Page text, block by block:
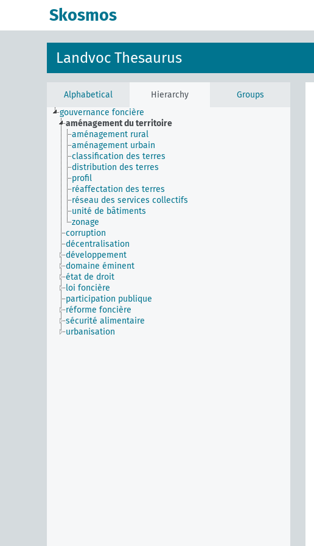
Skosmos
Landvoc Thesaurus
Alphabetical Hierarchy
Groups
gouvernance foncière
aménagement du territoire
aménagement rural
aménagement urbain
classification des terres
distribution des terres
profil
réaffectation des terres
réseau des services collectifs
unité de bâtiments
zonage
corruption
décentralisation
développement
domaine éminent
état de droit
loi foncière
participation publique
réforme foncière
sécurité alimentaire
urbanisation